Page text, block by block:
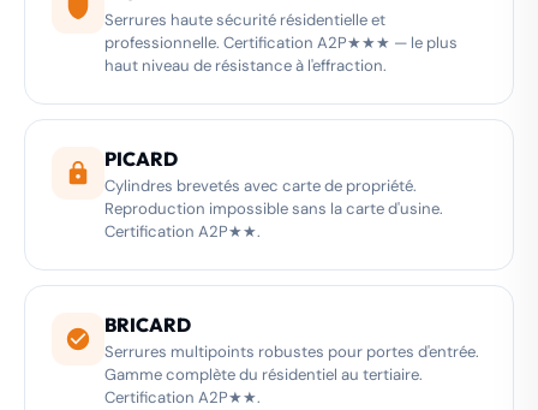
Serrures haute sécurité résidentielle et
professionnelle. Certification A2P★★★ — le plus
haut niveau de résistance à l'effraction.
PICARD
Cylindres brevetés avec carte de propriété.
Reproduction impossible sans la carte d'usine.
Certification A2P★★.
BRICARD
Serrures multipoints robustes pour portes d'entrée.
Gamme complète du résidentiel au tertiaire.
Certification A2P★★.